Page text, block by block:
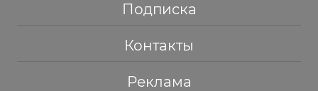
Подписка
Контакты
Реклама